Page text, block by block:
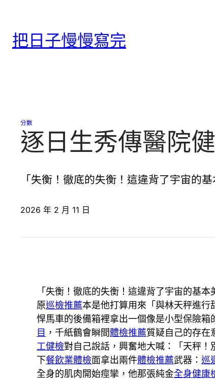
把日子慢慢寫完
分數
逐日生秀傳醫院
「失衡！徹底的失衡！這違背了宇宙的
2026 年 2 月 11 日
「失衡！徹底的失衡！這違背了宇宙的基本
原巡檢推薦本是他打算用來「與林天秤進行
悍馬車的後備箱裡拿出一個像是小型保險
目 ，千紙鶴會瞬間體檢推薦質疑自己的存在
工健檢對自己說話，興奮地大喊：「天秤！
下餐飲業體檢面拿出兩件體檢推薦武器：巡
全身的肌肉開始痙攣，他那張純金全身健康